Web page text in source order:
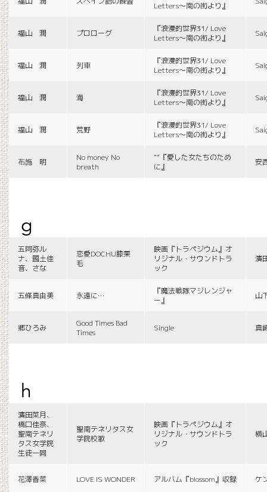
Letters〜南の街より』
福山 潤 プロローグ
『浪漫的世界31/ Love
Letters〜南の街より』
福山 潤 列車
『浪漫的世界31/ Love
Letters〜南の街より』
福山 潤 海
『浪漫的世界31/ Love
Letters〜南の街より』
福山 潤 荒野
『浪漫的世界31/ Love
Letters〜南の街より』
布施 明
No money No
breath
““『愛した女たちのため
に』
安
g
五阿弥ル
ナ、國土佳
音、さな
恋愛DOCHU膝栗
毛
映画『トラペジウム』オ
リジナル・サウンドトラ
ック
濱
五條真由美 永遠に…
『魔法戦隊マジレンジャ
ー』
山
郷ひろみ
Good Times Bad
Times
Single 真
h
濱田菜月、
橋口佳奈、
聖南テネリ
タス女学院
生徒一同
聖南テネリタス女
学院校歌
映画『トラペジウム』オ
リジナル・サウンドトラ
ック
横
花澤香菜 LOVE IS WONDER アルバム『blossom』収録 ケ